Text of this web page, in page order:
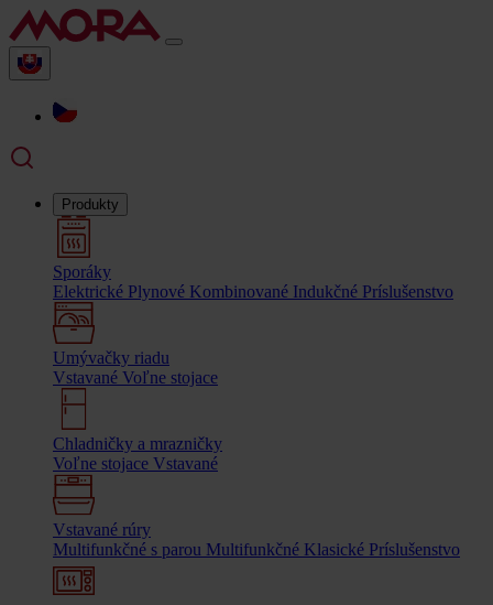
Produkty
Sporáky
Elektrické Plynové Kombinované Indukčné Príslušenstvo
Umývačky riadu
Vstavané Voľne stojace
Chladničky a mrazničky
Voľne stojace Vstavané
Vstavané rúry
Multifunkčné s parou Multifunkčné Klasické Príslušenstvo